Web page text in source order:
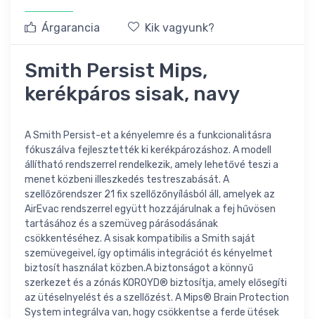
Árgarancia Kik vagyunk?
Smith Persist Mips,
kerékpáros sisak, navy
A Smith Persist-et a kényelemre és a funkcionalitásra
fókuszálva fejlesztették ki kerékpározáshoz. A modell
állítható rendszerrel rendelkezik, amely lehetővé teszi a
menet közbeni illeszkedés testreszabását. A
szellőzőrendszer 21 fix szellőzőnyílásból áll, amelyek az
AirEvac rendszerrel együtt hozzájárulnak a fej hűvösen
tartásához és a szemüveg párásodásának
csökkentéséhez. A sisak kompatibilis a Smith saját
szemüvegeivel, így optimális integrációt és kényelmet
biztosít használat közben.A biztonságot a könnyű
szerkezet és a zónás KOROYD® biztosítja, amely elősegíti
az ütéselnyelést és a szellőzést. A Mips® Brain Protection
System integrálva van, hogy csökkentse a ferde ütések